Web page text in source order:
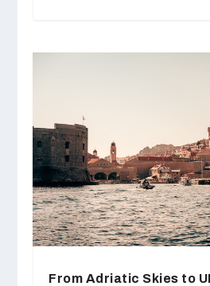
From Adriatic Skies to